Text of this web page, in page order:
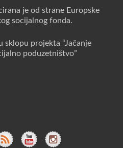
je od strane Europske
socijalnog fonda.
sklopu projekta “Jačanje
poduzetništvo”